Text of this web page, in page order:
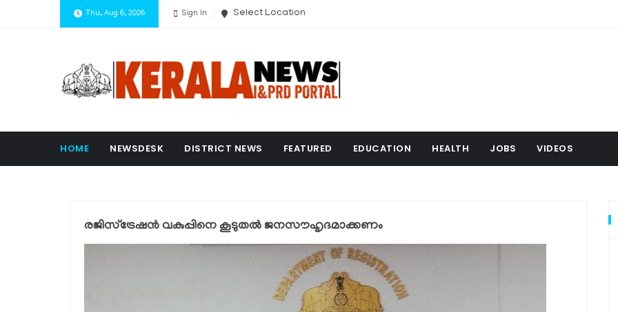
Thu, Aug 6, 2026 Sign In Select Location
HOME NEWSDESK DISTRICT NEWS FEATURED EDUCATION HEALTH JOBS VIDEOS
രജിസ്‌ട്രേഷൻ വകുപ്പിനെ കൂടുതൽ ജനസൗഹൃദമാക്കണം